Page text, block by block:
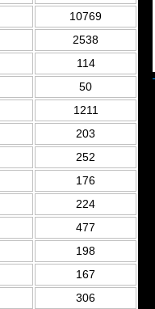
10769
2538
114
50
1211
203
252
176
224
477
198
167
306